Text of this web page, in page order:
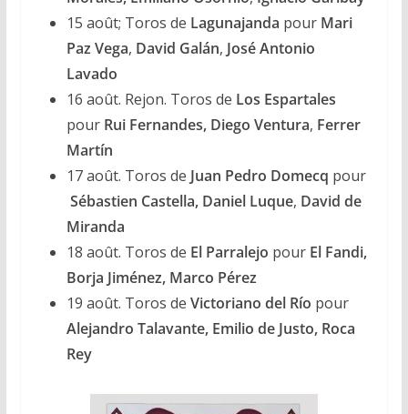
15 août; Toros de Lagunajanda pour Mari
Paz Vega, David Galán, José Antonio
Lavado
16 août. Rejon. Toros de Los Espartales
pour Rui Fernandes, Diego Ventura, Ferrer
Martín
17 août. Toros de Juan Pedro Domecq pour
Sébastien Castella, Daniel Luque, David de
Miranda
18 août. Toros de El Parralejo pour El Fandi,
Borja Jiménez, Marco Pérez
19 août. Toros de Victoriano del Río pour
Alejandro Talavante, Emilio de Justo, Roca
Rey